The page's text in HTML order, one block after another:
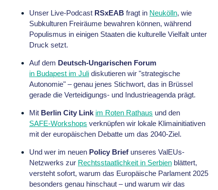
Unser Live-Podcast RSxEAB fragt in Neukölln, wie
Subkulturen Freiräume bewahren können, während
Populismus in einigen Staaten die kulturelle Vielfalt unter
Druck setzt.
Auf dem Deutsch-Ungarischen Forum
in Budapest im Juli diskutieren wir "strategische
Autonomie" – genau jenes Stichwort, das in Brüssel
gerade die Verteidigungs- und Industrieagenda prägt.
Mit Berlin City Link im Roten Rathaus und den
SAFE-Workshops verknüpfen wir lokale Klimainitiativen
mit der europäischen Debatte um das 2040-Ziel.
Und wer im neuen Policy Brief unseres ValEUs-
Netzwerks zur Rechtsstaatlichkeit in Serbien blättert,
versteht sofort, warum das Europäische Parlament 2025
besonders genau hinschaut – und warum wir das